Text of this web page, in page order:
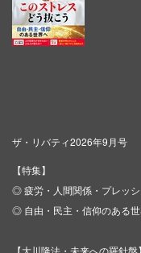
ザ・リバティ2026年9月号
【特集】
◎ 疲労・人間関係・プレッ
◎ 自由・民主・信仰のある
【大川隆法・未来への羅針盤】